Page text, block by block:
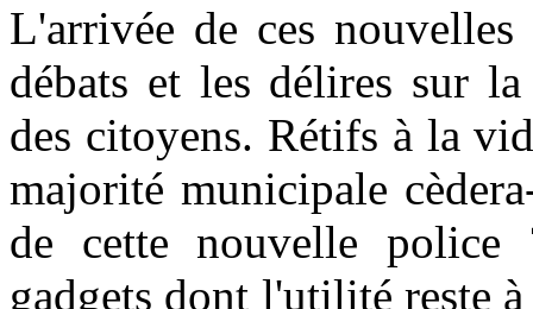
L'arrivée de ces
débats et les délires sur
des citoyens. Rétifs à la
majorité municipale
de cette nouvelle police
gadgets dont l'utilité reste